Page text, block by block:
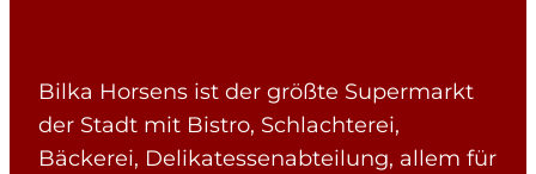
Bilka Horsens ist der größte Supermarkt
der Stadt mit Bistro, Schlachterei,
Bäckerei, Delikatessenabteilung, allem für